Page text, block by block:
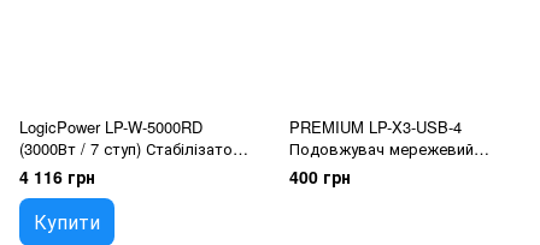
LogicPower LP-W-5000RD
(3000Вт / 7 ступ) Стабілізатор
напруги
4 116 грн
Купити
PREMIUM LP-X3-USB-4
Подовжувач мережевий
(фільтр)
400 грн